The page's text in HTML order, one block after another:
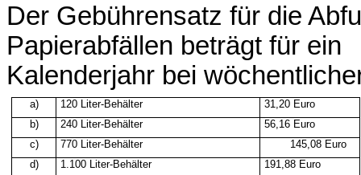
Der Gebührensatz für die
Papierabfällen beträgt für ein
Kalenderjahr bei
a) 120 Liter-Behälter 31,20 Euro
b)
240 Liter-Behälter 56,16 Euro
c)
770 Liter-Behälter 145,08 Euro
d)
1.100 Liter-Behälter 191,88 Euro